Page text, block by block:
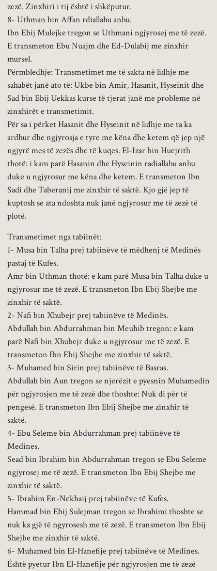
zezë. Zinxhiri i tij është i shkëputur.
8- Uthman bin Affan rdiallahu anhu.
Ibn Ebij Mulejke tregon se Uthmani ngjyrosej me të zezë.
E transmeton Ebu Nuajm dhe Ed-Dulabij me zinxhir
mursel.
Përmbledhje: Transmetimet me të sakta në lidhje me
sahabët janë ato të: Ukbe bin Amir, Hasanit, Hyseinit dhe
Sad bin Ebij Uekkas kurse të tjerat janë me probleme në
zinxhirët e transmetimit.
Për sa i përket Hasanit dhe Hyseinit në lidhje me ta ka
ardhur dhe ngjyrosja e tyre me këna dhe ketem që jep një
ngjyrë mes të zezës dhe të kuqes. El-Izar bin Huejrith
thotë: i kam parë Hasanin dhe Hyseinin radiallahu anhu
duke u ngjyrosur me këna dhe ketem. E transmeton Ibn
Sadi dhe Taberanij me zinxhir të saktë. Kjo gjë jep të
kuptosh se ata ndoshta nuk janë ngjyrosur me të zezë të
plotë.
Transmetimet nga tabiinët:
1- Musa bin Talha prej tabiinëve të mëdhenj të Medinës
pastaj të Kufes.
Amr bin Uthman thotë: e kam parë Musa bin Talha duke u
ngjyrosur me të zezë. E transmeton Ibn Ebij Shejbe me
zinxhir të saktë.
2- Nafi bin Xhubejr prej tabiinëve të Medinës.
Abdullah bin Abdurrahman bin Meuhib tregon: e kam
parë Nafi bin Xhubejr duke u ngjyrosur me të zezë. E
transmeton Ibn Ebij Shejbe me zinxhir të saktë.
3- Muhamed bin Sirin prej tabiinëve të Basras.
Abdullah bin Aun tregon se njerëzit e pyesnin Muhamedin
për ngjyrosjen me të zezë dhe thoshte: Nuk di për të
pengesë. E transmeton Ibn Ebij Shejbe me zinxhir të
saktë.
4- Ebu Seleme bin Abdurrahman prej tabiinëve të
Medines.
Sead bin Ibrahim bin Abdurrahman tregon se Ebu Seleme
ngjyrosej me të zezë. E transmeton Ibn Ebij Shejbe me
zinxhir të saktë.
5- Ibrahim En-Nekhaij prej tabiinëve të Kufes.
Hammad bin Ebij Sulejman tregon se Ibrahimi thoshte se
nuk ka gjë të ngyrosesh me të zezë. E transmeton Ibn Ebij
Shejbe me zinxhir të saktë.
6- Muhamed bin El-Hanefije prej tabiinëve të Medines.
Është pyetur Ibn El-Hanefije për ngjyrosjen me të zezë